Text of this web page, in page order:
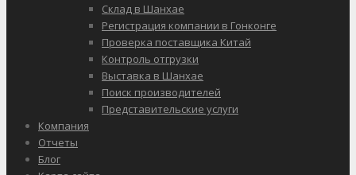
Склад в Шанхае
Регистрация компании в Гонконге
Проверка поставщика Китай
Контроль отгрузки
Выставка в Шанхае
Поиск производителей
Представительские услуги
Компания
Отчеты
Блог